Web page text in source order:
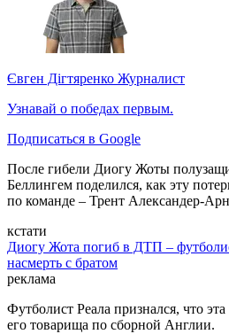
Євген Дігтяренко Журналист
Узнавай о победах первым.
Подписаться в Google
После гибели Диогу Жоты
Беллингем поделился, как эту
по команде – Трент Александер-
кстати
Диогу Жота погиб в ДТП –
насмерть с братом
реклама
Футболист Реала признался, что эта
его товарища по сборной Англии.